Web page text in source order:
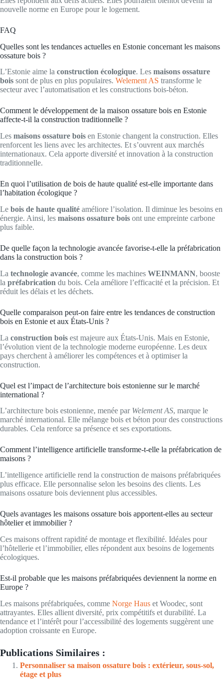
nouvelle norme en Europe pour le logement.
FAQ
Quelles sont les tendances actuelles en Estonie concernant les maisons
ossature bois ?
L’Estonie aime la construction écologique. Les maisons ossature
bois sont de plus en plus populaires. Welement AS transforme le
secteur avec l’automatisation et les constructions bois-béton.
Comment le développement de la maison ossature bois en Estonie
affecte-t-il la construction traditionnelle ?
Les maisons ossature bois en Estonie changent la construction. Elles
renforcent les liens avec les architectes. Et s’ouvrent aux marchés
internationaux. Cela apporte diversité et innovation à la construction
traditionnelle.
En quoi l’utilisation de bois de haute qualité est-elle importante dans
l’habitation écologique ?
Le bois de haute qualité améliore l’isolation. Il diminue les besoins en
énergie. Ainsi, les maisons ossature bois ont une empreinte carbone
plus faible.
De quelle façon la technologie avancée favorise-t-elle la préfabrication
dans la construction bois ?
La technologie avancée, comme les machines WEINMANN, booste
la préfabrication du bois. Cela améliore l’efficacité et la précision. Et
réduit les délais et les déchets.
Quelle comparaison peut-on faire entre les tendances de construction
bois en Estonie et aux États-Unis ?
La construction bois est majeure aux États-Unis. Mais en Estonie,
l’évolution vient de la technologie moderne européenne. Les deux
pays cherchent à améliorer les compétences et à optimiser la
construction.
Quel est l’impact de l’architecture bois estonienne sur le marché
international ?
L’architecture bois estonienne, menée par Welement AS, marque le
marché international. Elle mélange bois et béton pour des constructions
durables. Cela renforce sa présence et ses exportations.
Comment l’intelligence artificielle transforme-t-elle la préfabrication de
maisons ?
L’intelligence artificielle rend la construction de maisons préfabriquées
plus efficace. Elle personnalise selon les besoins des clients. Les
maisons ossature bois deviennent plus accessibles.
Quels avantages les maisons ossature bois apportent-elles au secteur
hôtelier et immobilier ?
Ces maisons offrent rapidité de montage et flexibilité. Idéales pour
l’hôtellerie et l’immobilier, elles répondent aux besoins de logements
écologiques.
Est-il probable que les maisons préfabriquées deviennent la norme en
Europe ?
Les maisons préfabriquées, comme Norge Haus et Woodec, sont
attrayantes. Elles allient diversité, prix compétitifs et durabilité. La
tendance et l’intérêt pour l’accessibilité des logements suggèrent une
adoption croissante en Europe.
Publications Similaires :
Personnaliser sa maison ossature bois : extérieur, sous-sol,
étage et plus